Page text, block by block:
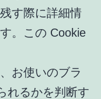
す際に詳細情
。この Cookie
お使いのブラ
れるかを判断す